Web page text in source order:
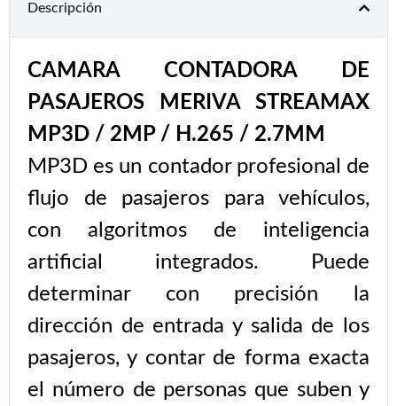
Descripción
CAMARA CONTADORA DE
PASAJEROS MERIVA STREAMAX
MP3D / 2MP / H.265 / 2.7MM
MP3D es un contador profesional de
flujo de pasajeros para vehículos,
con algoritmos de inteligencia
artificial integrados. Puede
determinar con precisión la
dirección de entrada y salida de los
pasajeros, y contar de forma exacta
el número de personas que suben y